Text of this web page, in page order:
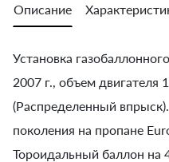
Описание
Установка
2007 г., объем двигателя
(Распределенный
поколения на пропане
Тороидальный баллон на